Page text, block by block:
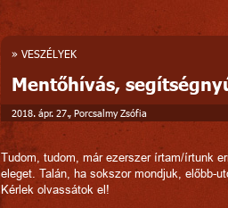
» VESZÉLYEK
Mentőhívás,
2018. ápr. 27., Porcsalmy Zsófia
Tudom, tudom, már ezerszer írtam/írtunk
eleget. Talán, ha sokszor mondjuk, előbb-
Kérlek olvassátok el!